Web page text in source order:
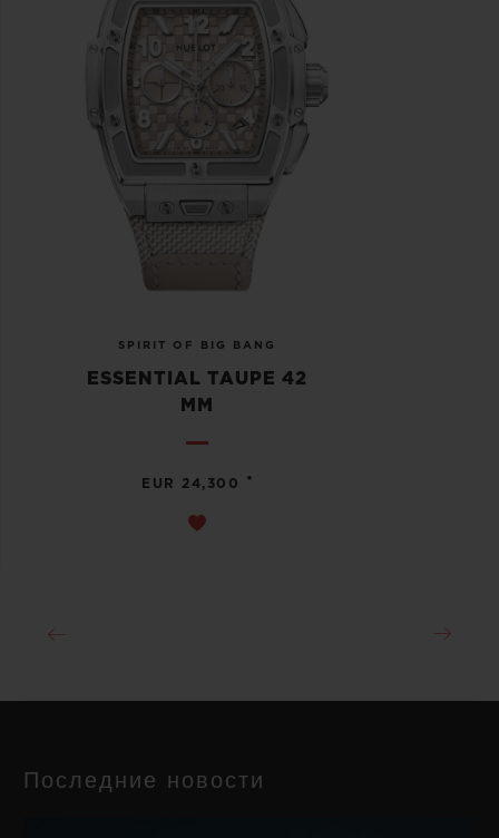
SPIRIT OF BIG BANG
ESSENTIAL TAUPE 42
MM
EUR 24,300 •
Последние новости